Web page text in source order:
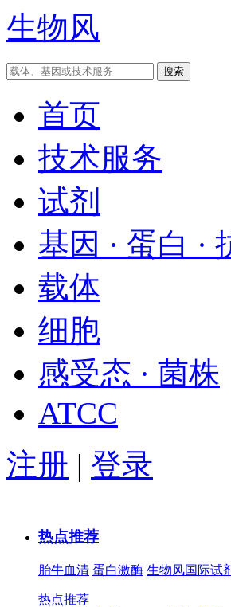
生物风
首页
技术服务
试剂
基因 · 蛋白 ·
载体
细胞
感受态 · 菌株
ATCC
注册 | 登录
热点推荐
胎牛血清 蛋白激酶 生物风国际试
热点推荐